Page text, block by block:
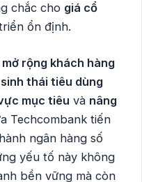
chắc cho giá cổ
ổn định.
mở rộng khách hàng
thái tiêu dùng
mục tiêu và nâng
Techcombank tiến
ngân hàng số
yếu tố này không
bền vững mà còn